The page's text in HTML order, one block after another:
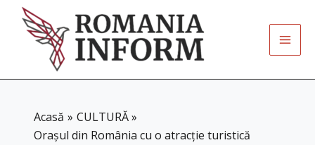
content
Acasă
CULTURĂ
Orașul din România cu o atracție turistică